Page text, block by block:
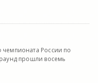
России по
прошли восемь